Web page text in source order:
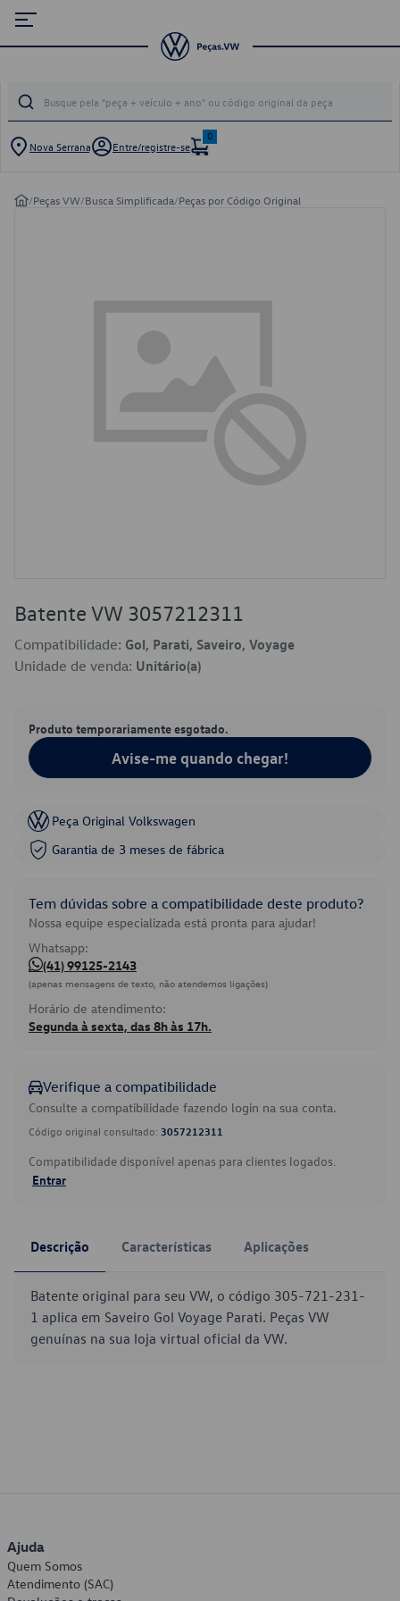
Nova Serrana Entre/registre-se
0
/Peças VW/Busca Simplificada/Peças por Código Original
Batente VW 3057212311
Compatibilidade: Gol, Parati, Saveiro, Voyage
Unidade de venda: Unitário(a)
Produto temporariamente esgotado.
Avise-me quando chegar!
Peça Original Volkswagen
Garantia de 3 meses de fábrica
Tem dúvidas sobre a compatibilidade deste produto?
Nossa equipe especializada está pronta para ajudar!
Whatsapp:
(41) 99125-2143
(apenas mensagens de texto, não atendemos ligações)
Horário de atendimento:
Segunda à sexta, das 8h às 17h.
Verifique a compatibilidade
Consulte a compatibilidade fazendo login na sua conta.
Código original consultado: 3057212311
Compatibilidade disponível apenas para clientes logados.
Entrar
Descrição Características Aplicações
Batente original para seu VW, o código 305-721-231-
1 aplica em Saveiro Gol Voyage Parati. Peças VW
genuínas na sua loja virtual oficial da VW.
Ajuda
Quem Somos
Atendimento (SAC)